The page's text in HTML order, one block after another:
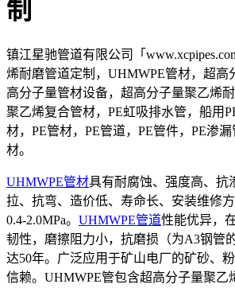
制
镇江星驰管道有限公司「
烯耐磨管道定制，UHMWPE管材，超高
高分子量管材设备，超高分子量聚乙烯
聚乙烯复合管材，PE虹吸排水管，船用
材，PE管材，PE管道，PE管件，PE渗
材。
UHMWPE管材具有耐腐蚀、强度高、抗
拉、抗弯、造价低、寿命长、安装维修
0.4-2.0MPa。 UHMWPE管道性能优异，
韧性，磨擦阻力小，抗磨损（为A3钢管
达50年。广泛应用于矿山电厂的矿砂、
信赖。UHMWPE管包含超高分子量聚乙